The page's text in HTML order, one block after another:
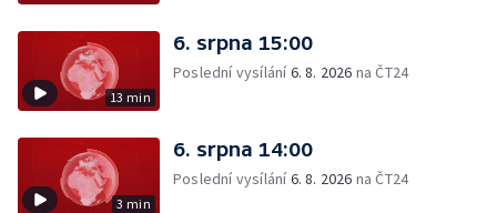
13 min
6. srpna 15:00
Poslední vysílání6. 8. 2026 na ČT24
3 min
6. srpna 14:00
Poslední vysílání6. 8. 2026 na ČT24